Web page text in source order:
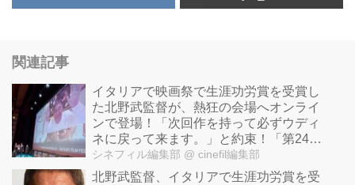
関連記事
イタリアで映画祭で生涯功労賞を受賞し
た北野武監督が、熱狂の会場へオンライ
ンで登場！「次回作を持って必ずウディ
ネに戻って来ます。」と約束！「第24回
ウディネ・ファーイースト映画祭」映像
到着！
シネフィル編集部 @ cinefil編集部
北野武監督、イタリアで生涯功労賞を受